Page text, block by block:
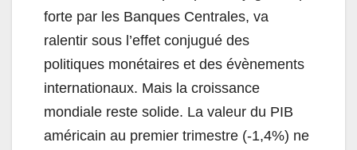
forte par les Banques Centrales, va
ralentir sous l’effet conjugué des
politiques monétaires et des évènements
internationaux. Mais la croissance
mondiale reste solide. La valeur du PIB
américain au premier trimestre (-1,4%) ne